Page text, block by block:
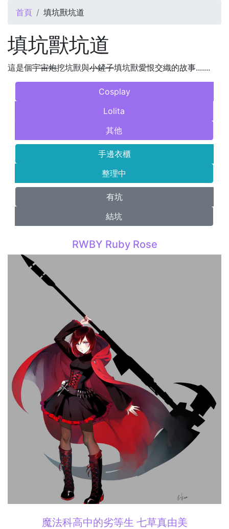
您在這裡
首頁 填坑獸坑道
填坑獸坑道
這是個宇宙炮挖坑獸與小鏟子填坑獸愛恨交織的故事.......
Cosplay
Lolita
其他
手邊衣櫃
整理中
有坑
結坑
RWBY Ruby Rose
魔法科高中的劣等生 七草真由美